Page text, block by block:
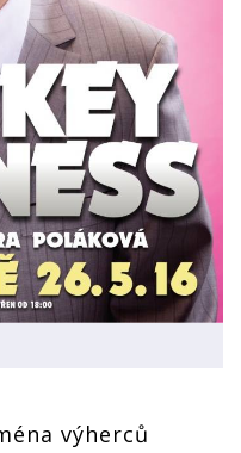
výherců